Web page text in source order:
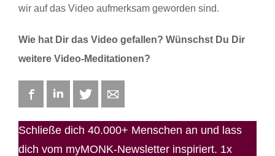
wir auf das Video aufmerksam geworden sind.
Wie hat Dir das Video gefallen? Wünschst Du Dir
weitere Video-Meditationen?
FacebookLinkedIn Twitter
Schließe dich 40.000+ Menschen an und lass
dich vom myMONK-Newsletter inspiriert. 1x